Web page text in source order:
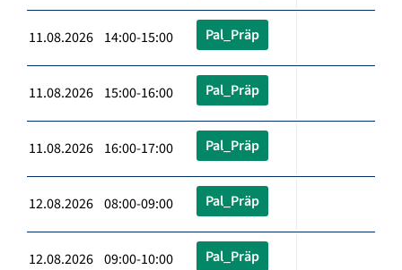
11.08.2026 14:00-15:00 Pal_Präp
11.08.2026 15:00-16:00 Pal_Präp
11.08.2026 16:00-17:00 Pal_Präp
12.08.2026 08:00-09:00 Pal_Präp
12.08.2026 09:00-10:00 Pal_Präp